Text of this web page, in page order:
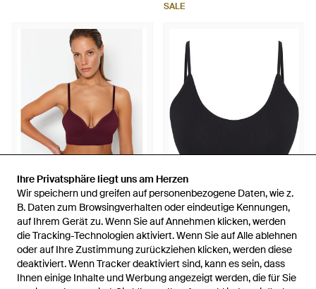
Ihre Privatsphäre liegt uns am Herzen
Wir speichern und greifen auf personenbezogene Daten, wie z.
B. Daten zum Browsingverhalten oder eindeutige Kennungen,
auf Ihrem Gerät zu. Wenn Sie auf Annehmen klicken, werden
die Tracking-Technologien aktiviert. Wenn Sie auf Alle ablehnen
oder auf Ihre Zustimmung zurückziehen klicken, werden diese
deaktiviert. Wenn Tracker deaktiviert sind, kann es sein, dass
Ihnen einige Inhalte und Werbung angezeigt werden, die für Sie
Ihre Privatsphäre liegt uns am Herzen
Wir speichern und greifen auf personenbezogene Daten, wie z.
B. Daten zum Browsingverhalten oder eindeutige Kennungen,
auf Ihrem Gerät zu. Wenn Sie auf Annehmen klicken, werden
die Tracking-Technologien aktiviert. Wenn Sie auf Alle ablehnen
oder auf Ihre Zustimmung zurückziehen klicken, werden diese
deaktiviert. Wenn Tracker deaktiviert sind, kann es sein, dass
Ihnen einige Inhalte und Werbung angezeigt werden, die für Sie
SALE
13,90 €
Trendyol
Trendyol Bh - Rot
VonABOUT YOU
AUSVERKAUFT
10,90 €
Trendyol
Trendyol Bh - Schwarz
Von ABOUT YOU
AUSVERKAUFT